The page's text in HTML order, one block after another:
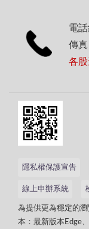
電
傳
各
隱私權保護宣告
線上申辦系統
為提供更為穩定的
本：最新版本Edge